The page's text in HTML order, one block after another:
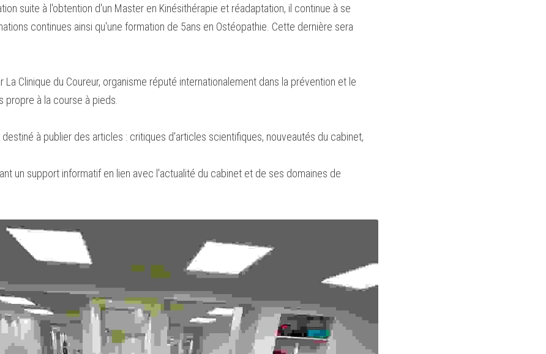
suite à l'obtention d'un Master en Kinésithérapie et réadaptation, il continue à se
continues ainsi qu'une formation de 5ans en Ostéopathie. Cette dernière sera
Clinique du Coureur, organisme réputé internationalement dans la prévention et le
à la course à pieds.
à publier des articles : critiques d'articles scientifiques, nouveautés du cabinet,
un support informatif en lien avec l'actualité du cabinet et de ses domaines de